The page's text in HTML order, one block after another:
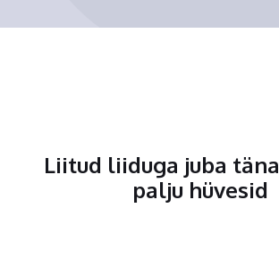
Liitud liiduga juba
palju hüvesid